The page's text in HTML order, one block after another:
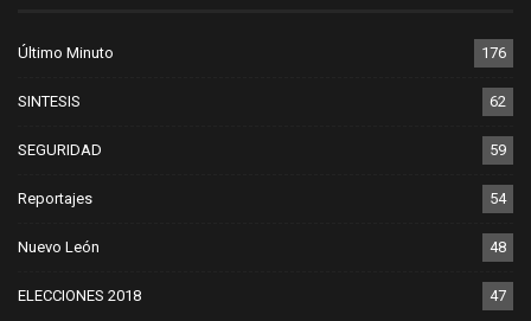
Último Minuto 176
SINTESIS 62
SEGURIDAD 59
Reportajes 54
Nuevo León 48
ELECCIONES 2018 47